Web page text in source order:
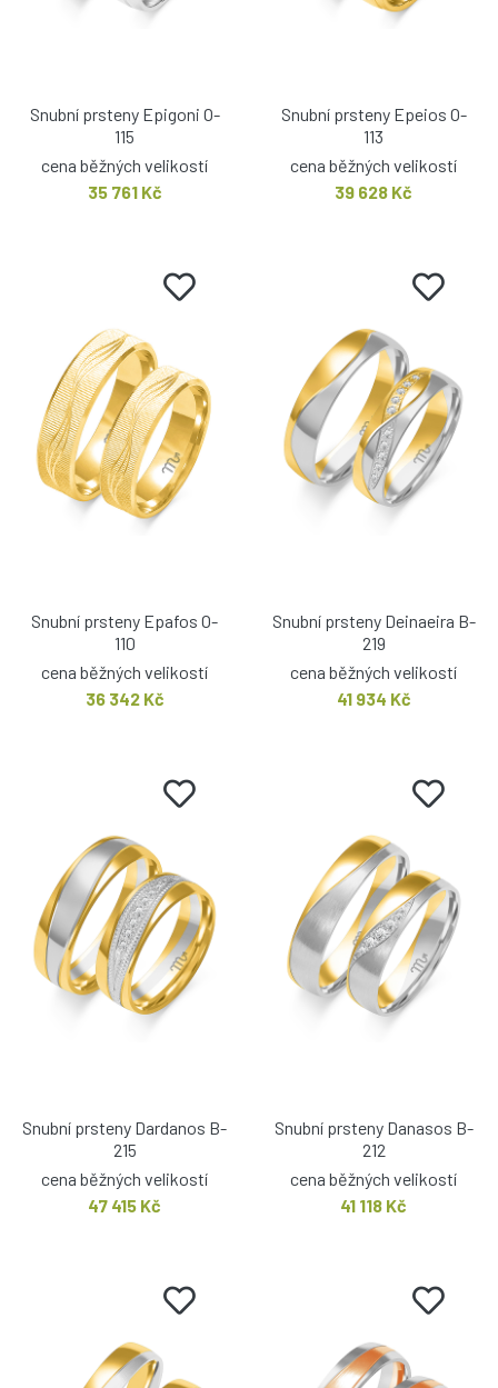
Snubní prsteny Epigoni O-
115
cena běžných velikostí
35 761 Kč
Snubní prsteny Epeios O-
113
cena běžných velikostí
39 628 Kč
Snubní prsteny Epafos O-
110
cena běžných velikostí
36 342 Kč
Snubní prsteny Deinaeira B-
219
cena běžných velikostí
41 934 Kč
Snubní prsteny Dardanos B-
215
cena běžných velikostí
47 415 Kč
Snubní prsteny Danasos B-
212
cena běžných velikostí
41 118 Kč